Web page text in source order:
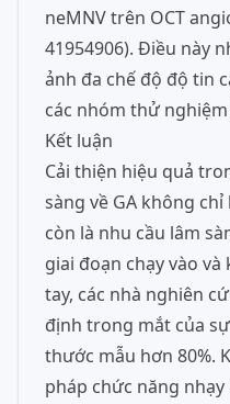
neMNV trên OCT
41954906). Điều này
ảnh đa chế độ độ tin
các nhóm thử
Kết luận
Cải thiện hiệu quả
sàng về GA không
còn là nhu cầu lâm
giai đoạn chạy vào
tay, các nhà nghiên
định trong mắt của
thước mẫu hơn 80%.
pháp chức năng